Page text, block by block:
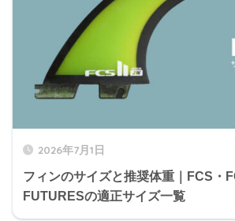
2026年7月1日
フィンのサイズと推奨体重｜FCS・
FUTURESの適正サイズ一覧